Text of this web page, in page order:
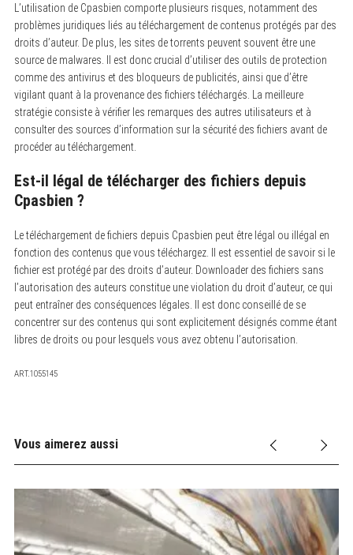
L’utilisation de Cpasbien comporte plusieurs risques, notamment des
problèmes juridiques liés au téléchargement de contenus protégés par des
droits d’auteur. De plus, les sites de torrents peuvent souvent être une
source de malwares. Il est donc crucial d’utiliser des outils de protection
comme des antivirus et des bloqueurs de publicités, ainsi que d’être
vigilant quant à la provenance des fichiers téléchargés. La meilleure
stratégie consiste à vérifier les remarques des autres utilisateurs et à
consulter des sources d’information sur la sécurité des fichiers avant de
procéder au téléchargement.
Est-il légal de télécharger des fichiers depuis
Cpasbien ?
Le téléchargement de fichiers depuis Cpasbien peut être légal ou illégal en
fonction des contenus que vous téléchargez.
Il est essentiel de savoir si le
fichier est protégé par des droits d’auteur. Downloader des fichiers sans
l’autorisation des auteurs constitue une violation du droit d’auteur, ce qui
peut entraîner des conséquences légales. Il est donc conseillé de se
concentrer sur des contenus qui sont explicitement désignés comme étant
libres de droits ou pour lesquels vous avez obtenu l’autorisation.
ART.1055145
Vous aimerez aussi